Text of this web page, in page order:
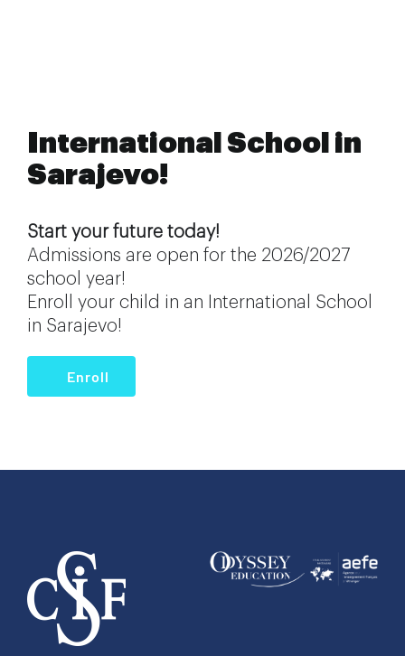
International School in
Sarajevo!
Start your future today!
Admissions are open for the 2026/2027
school year!
Enroll your child in an International School
in Sarajevo!
Enroll